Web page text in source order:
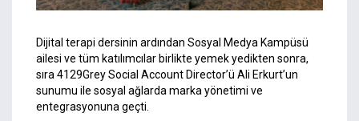
Dijital terapi dersinin ardından Sosyal Medya Kampüsü
ailesi ve tüm katılımcılar birlikte yemek yedikten sonra,
sıra 4129Grey Social Account Director’ü Ali Erkurt’un
sunumu ile sosyal ağlarda marka yönetimi ve
entegrasyonuna geçti.